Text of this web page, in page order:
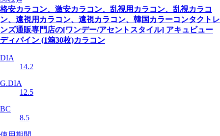
格安カラコン、激安カラコン、乱視用カラコン、乱視カラコ
ン、遠視用カラコン、遠視カラコン、韓国カラーコンタクトレ
ンズ通販専門店の[ワンデー/アセントスタイル] アキュビュー
ディパイン (1箱30枚)カラコン
DIA
14.2
G.DIA
12.5
BC
8.5